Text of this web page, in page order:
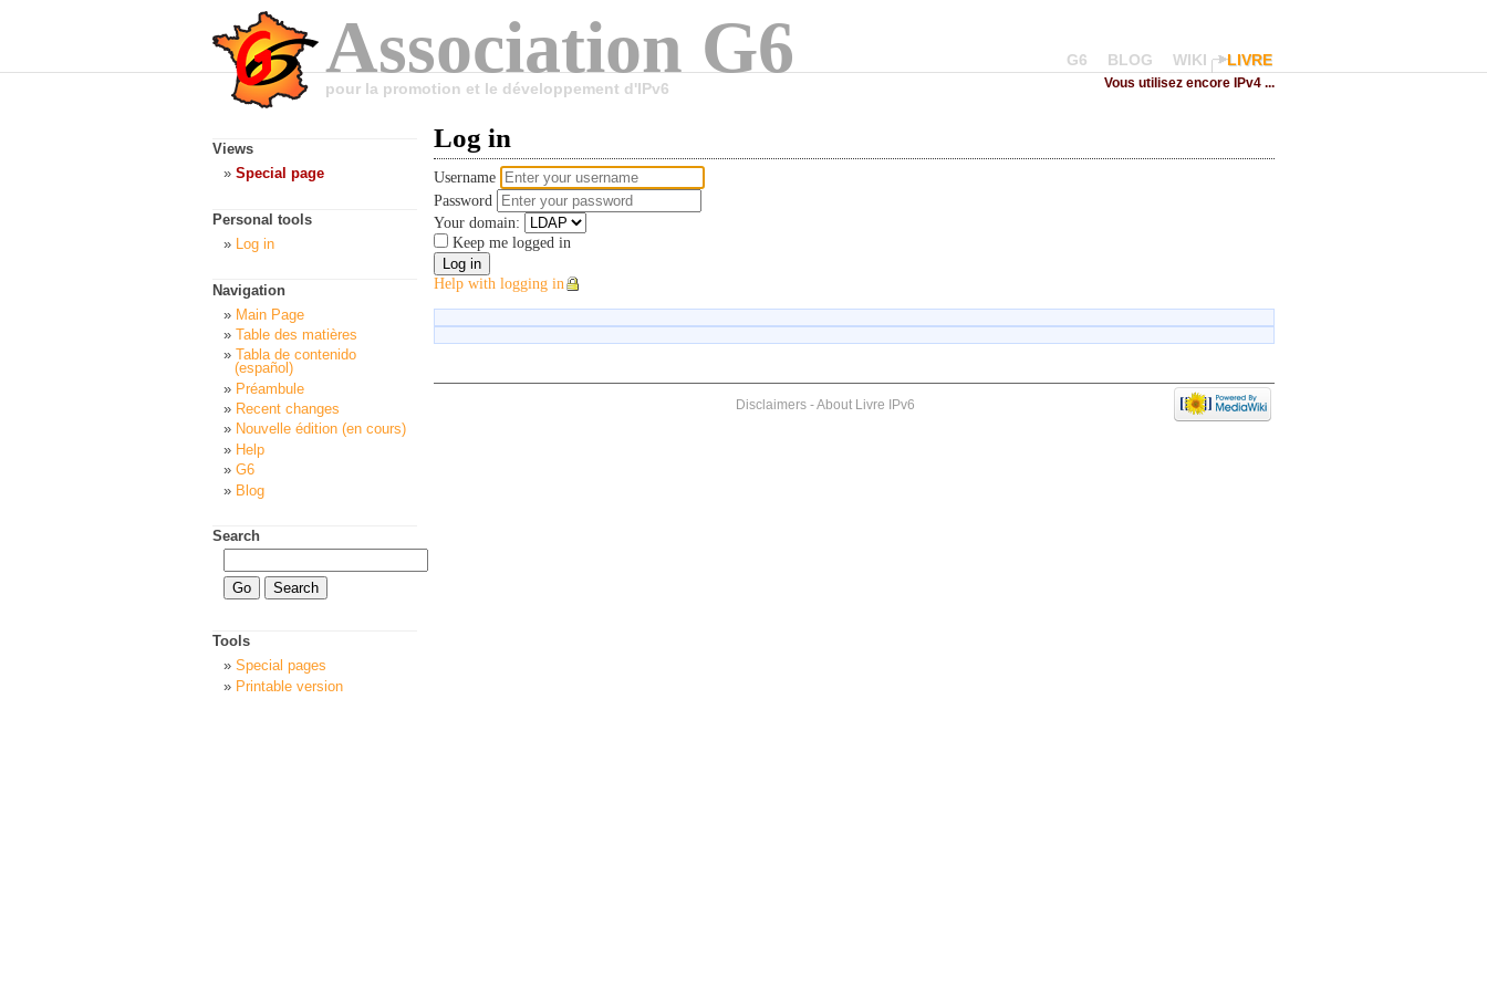
Association G6
pour la promotion et le développement d'IPv6
G6 BLOG WIKI LIVRE
Vous utilisez encore IPv4 ...
Log in
Username
Password
Your domain:
Keep me logged in
Help with logging in
Views
Special page
Personal tools
Log in
Navigation
Main Page
Table des matières
Tabla de contenido
(español)
Préambule
Recent changes
Nouvelle édition (en cours)
Help
G6
Blog
Search
Tools
Special pages
Printable version
Disclaimers-About Livre IPv6